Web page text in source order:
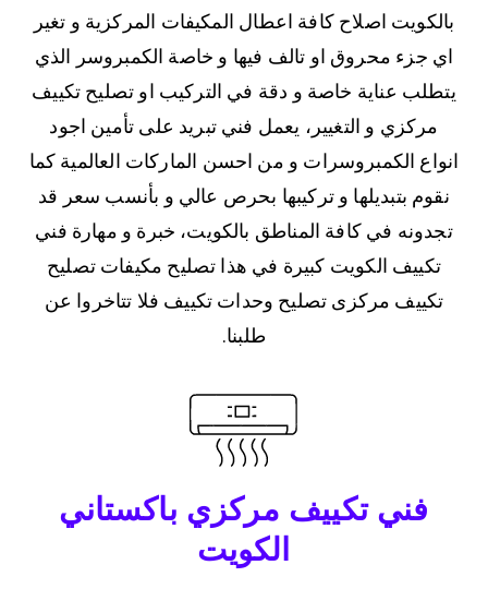
بالكويت اصلاح كافة اعطال المكيفات المركزية و تغير
اي جزء محروق او تالف فيها و خاصة الكمبروسر الذي
يتطلب عناية خاصة و دقة في التركيب او تصليح تكييف
مركزي و التغيير، يعمل فني تبريد على تأمين اجود
انواع الكمبروسرات و من احسن الماركات العالمية كما
نقوم بتبديلها و تركيبها بحرص عالي و بأنسب سعر قد
تجدونه في كافة المناطق بالكويت، خبرة و مهارة فني
تكييف الكويت كبيرة في هذا تصليح مكيفات تصليح
تكييف مركزى تصليح وحدات تكييف فلا تتاخروا عن
طلبنا.
فني تكييف مركزي باكستاني
الكويت